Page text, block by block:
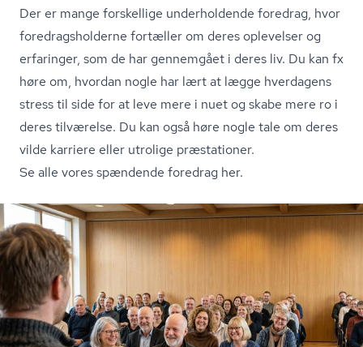
Der er mange forskellige underholdende foredrag, hvor
fored­rags­hol­der­ne fortæller om deres oplevelser og
erfaringer, som de har gennemgået i deres liv. Du kan fx
høre om, hvordan nogle har lært at lægge hverdagens
stress til side for at leve mere i nuet og skabe mere ro i
deres tilværelse. Du kan også høre nogle tale om deres
vilde karriere eller utrolige præstationer.
Se alle vores spændende foredrag her.